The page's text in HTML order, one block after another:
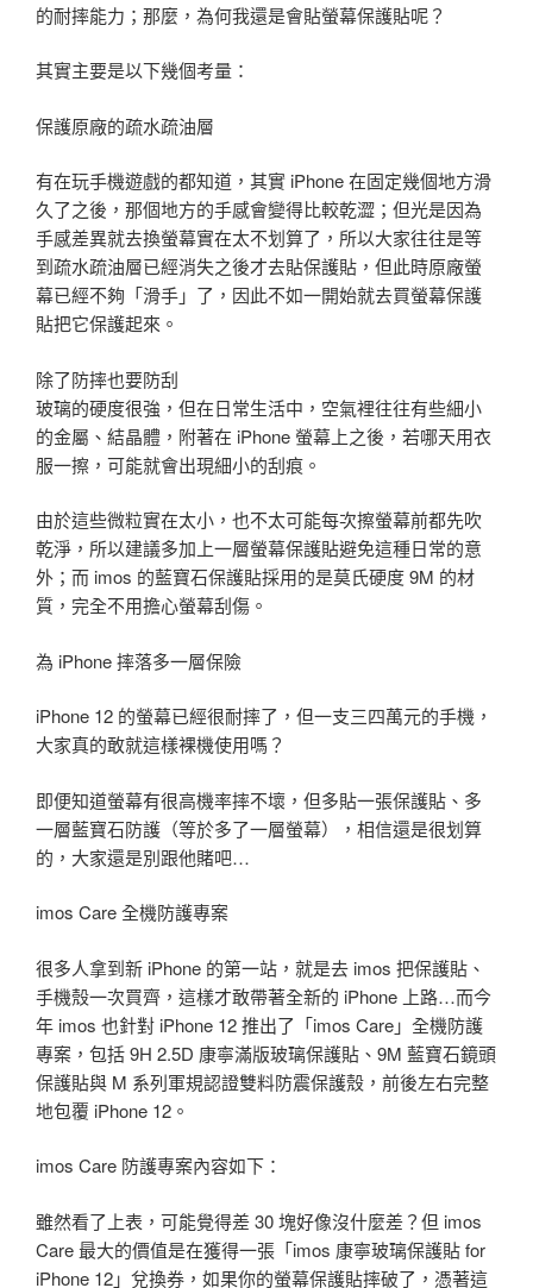
的耐摔能力；那麼，為何我還是會貼螢幕保護貼呢？
其實主要是以下幾個考量：
保護原廠的疏水疏油層
有在玩手機遊戲的都知道，其實 iPhone 在固定幾個地方滑
久了之後，那個地方的手感會變得比較乾澀；但光是因為
手感差異就去換螢幕實在太不划算了，所以大家往往是等
到疏水疏油層已經消失之後才去貼保護貼，但此時原廠螢
幕已經不夠「滑手」了，因此不如一開始就去買螢幕保護
貼把它保護起來。
除了防摔也要防刮
玻璃的硬度很強，但在日常生活中，空氣裡往往有些細小
的金屬、結晶體，附著在 iPhone 螢幕上之後，若哪天用衣
服一擦，可能就會出現細小的刮痕。
由於這些微粒實在太小，也不太可能每次擦螢幕前都先吹
乾淨，所以建議多加上一層螢幕保護貼避免這種日常的意
外；而 imos 的藍寶石保護貼採用的是莫氏硬度 9M 的材
質，完全不用擔心螢幕刮傷。
為 iPhone 摔落多一層保險
iPhone 12 的螢幕已經很耐摔了，但一支三四萬元的手機，
大家真的敢就這樣裸機使用嗎？
即便知道螢幕有很高機率摔不壞，但多貼一張保護貼、多
一層藍寶石防護（等於多了一層螢幕），相信還是很划算
的，大家還是別跟他賭吧…
imos Care 全機防護專案
很多人拿到新 iPhone 的第一站，就是去 imos 把保護貼、
手機殼一次買齊，這樣才敢帶著全新的 iPhone 上路…而今
年 imos 也針對 iPhone 12 推出了「imos Care」全機防護
專案，包括 9H 2.5D 康寧滿版玻璃保護貼、9M 藍寶石鏡頭
保護貼與 M 系列軍規認證雙料防震保護殼，前後左右完整
地包覆 iPhone 12。
imos Care 防護專案內容如下：
雖然看了上表，可能覺得差 30 塊好像沒什麼差？但 imos
Care 最大的價值是在獲得一張「imos 康寧玻璃保護貼 for
iPhone 12」兌換券，如果你的螢幕保護貼摔破了，憑著這